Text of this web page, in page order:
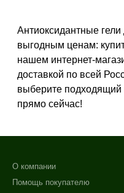
Универсальная
Тип кожи
Все типы кожи
Жирная
Показать еще
Любой возраст
Антиоксидантные
выгодным ценам:
нашем интернет-
доставкой по всей
выберите подходящий
прямо сейчас!
О компании
Помощь покупателю